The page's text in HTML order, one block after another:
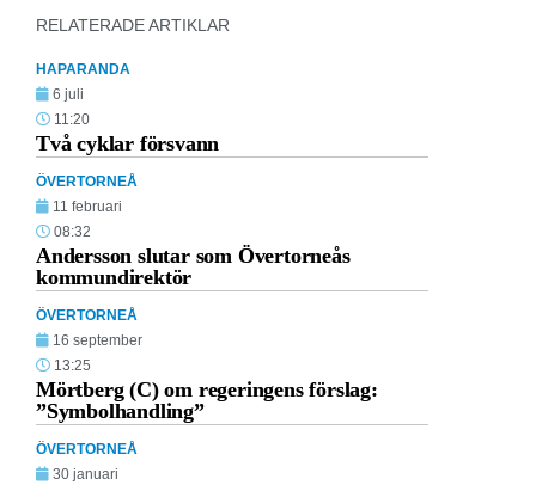
RELATERADE ARTIKLAR
HAPARANDA
6 juli
11:20
Två cyklar försvann
ÖVERTORNEÅ
11 februari
08:32
Andersson slutar som Övertorneås
kommundirektör
ÖVERTORNEÅ
16 september
13:25
Mörtberg (C) om regeringens förslag:
”Symbolhandling”
ÖVERTORNEÅ
30 januari